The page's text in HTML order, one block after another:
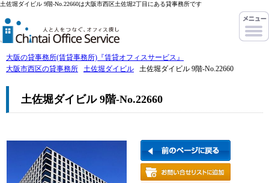
土佐堀ダイビル 9階-No.22660は大阪市西区土佐堀2丁目にある貸事務所です
大阪の貸事務所(賃貸事務所)『賃貸オフィスサービス』
大阪市西区の貸事務所
土佐堀ダイビル 土佐堀ダイビル 9階-No.22660
土佐堀ダイビル 9階-No.22660